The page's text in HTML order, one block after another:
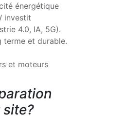
énergétique
investit
4.0, IA, 5G).
terme et durable.
et moteurs